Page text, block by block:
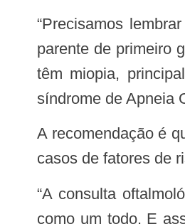
“Precisamos lembrar que existem pessoas que têm maior risco de desenvolver a doença, que são pessoas que têm algum
parente de primeiro
têm miopia,
síndrome de Apneia
A recomendação é que a população mantenha consultas regulares com o oftalmologista, especialmente após os 40 anos ou em
casos de fatores de
“A consulta oftalmológica é a porta de entrada para que seja feito um exame oftalmológico completo, examinamos os olhos
como um todo. E